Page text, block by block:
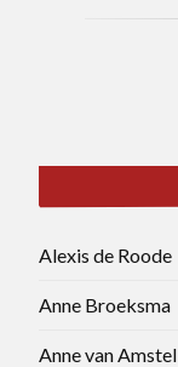
Alexis de Roode
Anne Broeksma
Anne van Amstel